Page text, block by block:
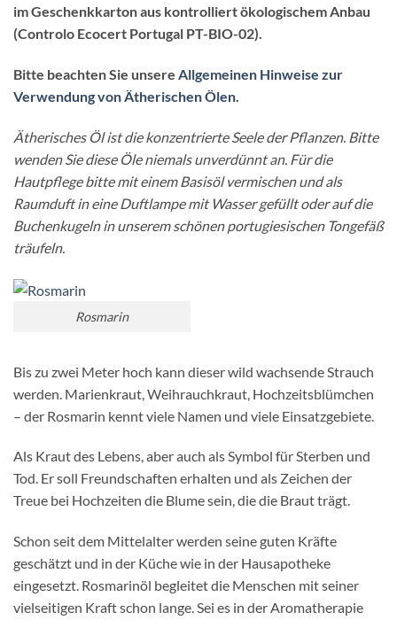
im Geschenkkarton aus kontrolliert ökologischem Anbau
(Controlo Ecocert Portugal PT-BIO-02).
Bitte beachten Sie unsere Allgemeinen Hinweise zur
Verwendung von Ätherischen Ölen.
Ätherisches Öl ist die konzentrierte Seele der Pflanzen. Bitte
wenden Sie diese Öle niemals unverdünnt an. Für die
Hautpflege bitte mit einem Basisöl vermischen und als
Raumduft in eine Duftlampe mit Wasser gefüllt oder auf die
Buchenkugeln in unserem schönen portugiesischen Tongefäß
träufeln.
Rosmarin
Bis zu zwei Meter hoch kann dieser wild wachsende Strauch
werden. Marienkraut, Weihrauchkraut, Hochzeitsblümchen
– der Rosmarin kennt viele Namen und viele Einsatzgebiete.
Als Kraut des Lebens, aber auch als Symbol für Sterben und
Tod. Er soll Freundschaften erhalten und als Zeichen der
Treue bei Hochzeiten die Blume sein, die die Braut trägt.
Schon seit dem Mittelalter werden seine guten Kräfte
geschätzt und in der Küche wie in der Hausapotheke
eingesetzt. Rosmarinöl begleitet die Menschen mit seiner
vielseitigen Kraft schon lange. Sei es in der Aromatherapie